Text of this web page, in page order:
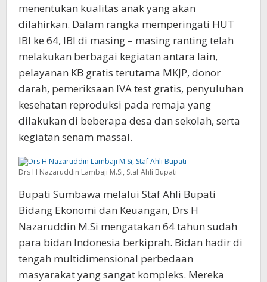
menentukan kualitas anak yang akan
dilahirkan. Dalam rangka memperingati HUT
IBI ke 64, IBI di masing – masing ranting telah
melakukan berbagai kegiatan antara lain,
pelayanan KB gratis terutama MKJP, donor
darah, pemeriksaan IVA test gratis, penyuluhan
kesehatan reproduksi pada remaja yang
dilakukan di beberapa desa dan sekolah, serta
kegiatan senam massal.
Drs H Nazaruddin Lambaji M.Si, Staf Ahli Bupati
Bupati Sumbawa melalui Staf Ahli Bupati
Bidang Ekonomi dan Keuangan, Drs H
Nazaruddin M.Si mengatakan 64 tahun sudah
para bidan Indonesia berkiprah. Bidan hadir di
tengah multidimensional perbedaan
masyarakat yang sangat kompleks. Mereka